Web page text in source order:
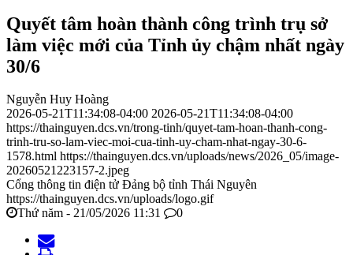
Quyết tâm hoàn thành công trình trụ sở
làm việc mới của Tỉnh ủy chậm nhất ngày
30/6
Nguyễn Huy Hoàng
2026-05-21T11:34:08-04:00 2026-05-21T11:34:08-04:00
https://thainguyen.dcs.vn/trong-tinh/quyet-tam-hoan-thanh-cong-
trinh-tru-so-lam-viec-moi-cua-tinh-uy-cham-nhat-ngay-30-6-
1578.html https://thainguyen.dcs.vn/uploads/news/2026_05/image-
20260521223157-2.jpeg
Cổng thông tin điện tử Đảng bộ tỉnh Thái Nguyên
https://thainguyen.dcs.vn/uploads/logo.gif
Thứ năm - 21/05/2026 11:31
0